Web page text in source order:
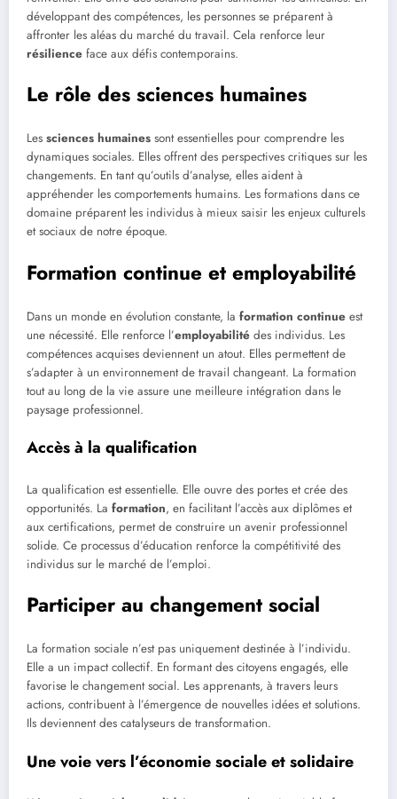
développant des compétences, les personnes se préparent à
affronter les aléas du marché du travail. Cela renforce leur
résilience face aux défis contemporains.
Le rôle des sciences humaines
Les sciences humaines sont essentielles pour comprendre les
dynamiques sociales. Elles offrent des perspectives critiques sur les
changements. En tant qu’outils d’analyse, elles aident à
appréhender les comportements humains. Les formations dans ce
domaine préparent les individus à mieux saisir les enjeux culturels
et sociaux de notre époque.
Formation continue et employabilité
Dans un monde en évolution constante, la formation continue est
une nécessité. Elle renforce l’employabilité des individus. Les
compétences acquises deviennent un atout. Elles permettent de
s’adapter à un environnement de travail changeant. La formation
tout au long de la vie assure une meilleure intégration dans le
paysage professionnel.
Accès à la qualification
La qualification est essentielle. Elle ouvre des portes et crée des
opportunités. La formation, en facilitant l’accès aux diplômes et
aux certifications, permet de construire un avenir professionnel
solide. Ce processus d’éducation renforce la compétitivité des
individus sur le marché de l’emploi.
Participer au changement social
La formation sociale n’est pas uniquement destinée à l’individu.
Elle a un impact collectif. En formant des citoyens engagés, elle
favorise le changement social. Les apprenants, à travers leurs
actions, contribuent à l’émergence de nouvelles idées et solutions.
Ils deviennent des catalyseurs de transformation.
Une voie vers l’économie sociale et solidaire